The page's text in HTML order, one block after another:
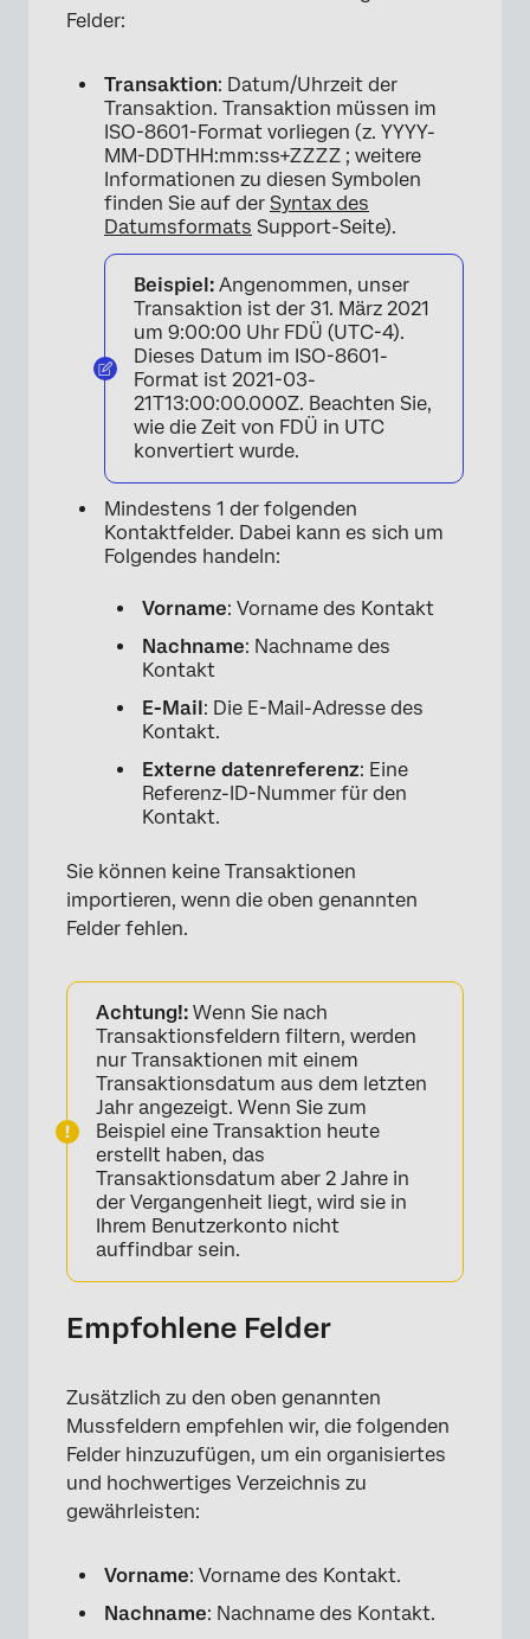
Felder:
Transaktion: Datum/Uhrzeit der
Transaktion. Transaktion müssen im
ISO-8601-Format vorliegen (z. YYYY-
MM-DDTHH:mm:ss+ZZZZ ; weitere
Informationen zu diesen Symbolen
finden Sie auf der Syntax des
Datumsformats Support-Seite).
Beispiel: Angenommen, unser
Transaktion ist der 31. März 2021
um 9:00:00 Uhr FDÜ (UTC-4).
Dieses Datum im ISO-8601-
Format ist 2021-03-
21T13:00:00.000Z. Beachten Sie,
wie die Zeit von FDÜ in UTC
konvertiert wurde.
Mindestens 1 der folgenden
Kontaktfelder. Dabei kann es sich um
Folgendes handeln:
Vorname: Vorname des Kontakt
Nachname: Nachname des
Kontakt
E-Mail: Die E-Mail-Adresse des
Kontakt.
Externe datenreferenz: Eine
Referenz-ID-Nummer für den
Kontakt.
Sie können keine Transaktionen
importieren, wenn die oben genannten
Felder fehlen.
Achtung!: Wenn Sie nach
Transaktionsfeldern filtern, werden
nur Transaktionen mit einem
Transaktionsdatum aus dem letzten
Jahr angezeigt. Wenn Sie zum
Beispiel eine Transaktion heute
erstellt haben, das
Transaktionsdatum aber 2 Jahre in
der Vergangenheit liegt, wird sie in
Ihrem Benutzerkonto nicht
auffindbar sein.
Empfohlene Felder
Zusätzlich zu den oben genannten
Mussfeldern empfehlen wir, die folgenden
Felder hinzuzufügen, um ein organisiertes
und hochwertiges Verzeichnis zu
gewährleisten:
Vorname: Vorname des Kontakt.
Nachname: Nachname des Kontakt.